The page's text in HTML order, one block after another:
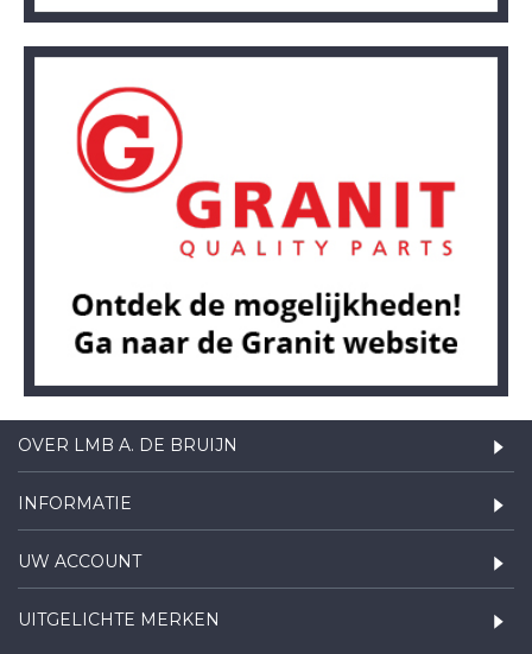
OVER LMB A. DE BRUIJN
INFORMATIE
UW ACCOUNT
UITGELICHTE MERKEN